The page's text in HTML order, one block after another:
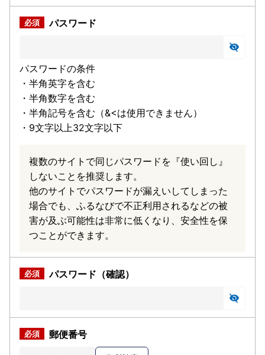
パスワード
パスワードの条件
・半角英字を含む
・半角数字を含む
・半角記号を含む（&<は使用できません）
・9文字以上32文字以下
複数のサイトで同じパスワードを『使い回し』
しないことを推奨します。
他のサイトでパスワードが漏えいしてしまった
場合でも、ふるなびで不正利用されるなどの被
害が及ぶ可能性は非常に低くなり、安全性を保
つことができます。
パスワード（確認）
郵便番号